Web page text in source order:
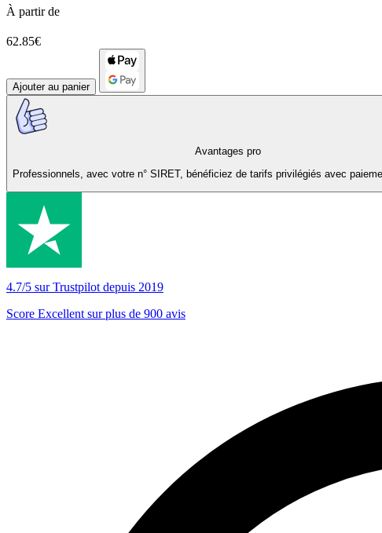
À partir de
62.85€
Ajouter au panier
Avantages pro
Professionnels, avec votre n° SIRET, bénéficiez de tarifs privilégiés avec
4.7/5 sur Trustpilot depuis 2019
Score Excellent sur plus de 900 avis